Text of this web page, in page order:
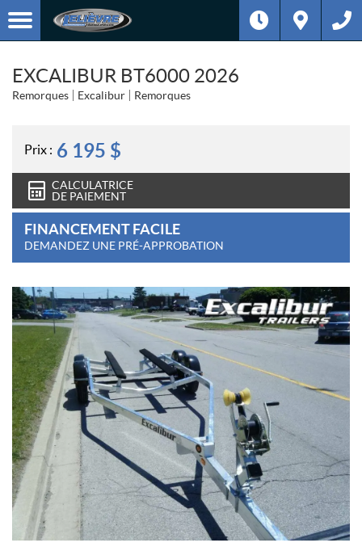
EXCALIBUR BT6000 2026
Remorques Excalibur Remorques
Prix : 6 195 $
CALCULATRICE
DE PAIEMENT
FINANCEMENT FACILE
DEMANDEZ UNE PRÉ-APPROBATION